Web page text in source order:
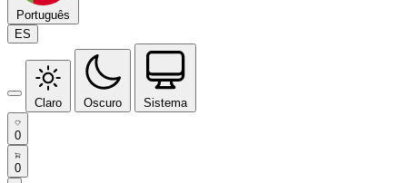
Português
ES
Claro Oscuro Sistema
0
0